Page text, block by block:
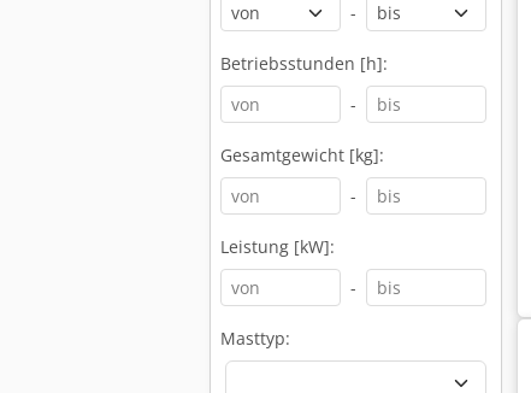
-
Betriebsstunden [h]:
-
Gesamtgewicht [kg]:
-
Leistung [kW]:
-
Masttyp: